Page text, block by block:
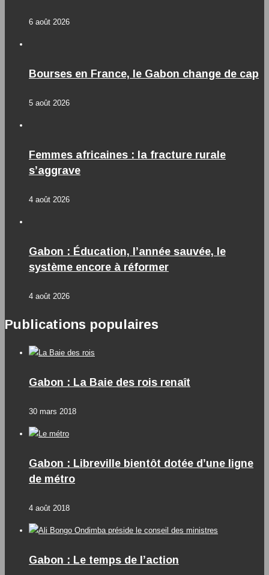
6 août 2026
Bourses en France, le Gabon change de cap
5 août 2026
Femmes africaines : la fracture rurale
s’aggrave
4 août 2026
Gabon : Éducation, l’année sauvée, le
système encore à réformer
4 août 2026
Publications populaires
Gabon : La Baie des rois renaît
30 mars 2018
Gabon : Libreville bientôt dotée d’une ligne
de métro
4 août 2018
Gabon : Le temps de l’action